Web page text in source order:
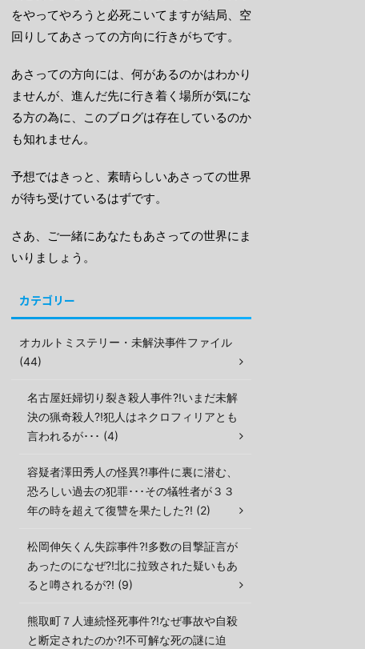
をやってやろうと必死こいてますが結局、空
回りしてあさっての方向に行きがちです。
あさっての方向には、何があるのかはわかり
ませんが、進んだ先に行き着く場所が気にな
る方の為に、このブログは存在しているのか
も知れません。
予想ではきっと、素晴らしいあさっての世界
が待ち受けているはずです。
さあ、ご一緒にあなたもあさっての世界にま
いりましょう。
カテゴリー
オカルトミステリー・未解決事件ファイル
(44)
名古屋妊婦切り裂き殺人事件?!いまだ未解
決の猟奇殺人?!犯人はネクロフィリアとも
言われるが･･･ (4)
容疑者澤田秀人の怪異?!事件に裏に潜む、
恐ろしい過去の犯罪･･･その犠牲者が３３
年の時を超えて復讐を果たした?! (2)
松岡伸矢くん失踪事件?!多数の目撃証言が
あったのになぜ?!北に拉致された疑いもあ
ると噂されるが?! (9)
熊取町７人連続怪死事件?!なぜ事故や自殺
と断定されたのか?!不可解な死の謎に迫